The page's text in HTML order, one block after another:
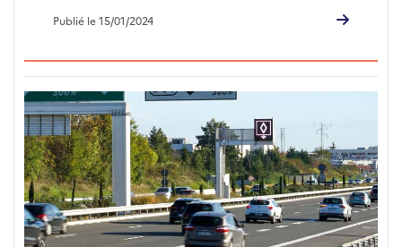
Publié le 15/01/2024